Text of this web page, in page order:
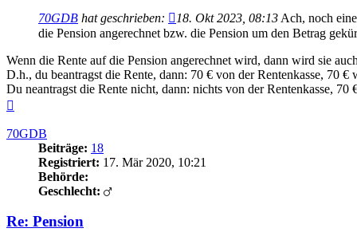
70GDB hat geschrieben: 18. Okt 2023, 08:13 Ach, noch
die Pension angerechnet bzw. die Pension um den Betrag
Wenn die Rente auf die Pension angerechnet wird, dann wird sie
D.h., du beantragst die Rente, dann: 70 € von der Rentenkasse, 70 €
Du neantragst die Rente nicht, dann: nichts von der Rentenkasse, 70
70GDB
Beiträge: 18
Registriert: 17. Mär 2020, 10:21
Behörde:
Geschlecht:
Re: Pension